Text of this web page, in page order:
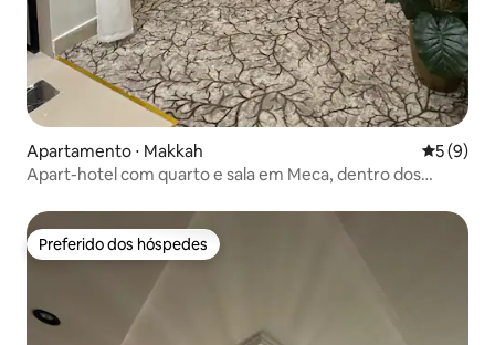
Apartamento ⋅ Makkah 5 de
5 (9)
Apart-hotel com quarto e sala em Meca, dentro dos
Preferido dos hóspedes
Preferido dos hóspedes